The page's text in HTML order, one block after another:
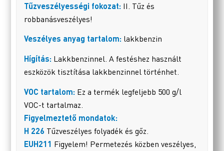
Tűzveszélyességi fokozat: II. Tűz és
robbanásveszélyes!
Veszélyes anyag tartalom: lakkbenzin
Hígítás: Lakkbenzinnel. A festéshez használt
eszközök tisztítása lakkbenzinnel történhet.
VOC tartalom: Ez a termék legfeljebb 500 g/l
VOC-t tartalmaz.
Figyelmeztető mondatok:
H 226 Tűzveszélyes folyadék és gőz.
EUH211 Figyelem! Permetezés közben veszélyes,